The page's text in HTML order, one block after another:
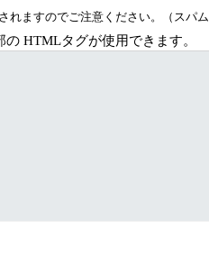
れますのでご注意ください。（スパ
の HTMLタグが使用できます。